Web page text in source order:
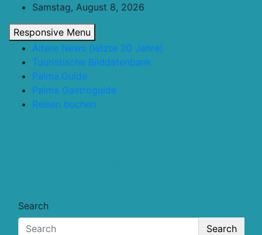
content
Samstag, August 8, 2026
Responsive Menu
Ältere News (letzte 20 Jahre)
Touristische Bilddatenbank
Palma.Guide
Palma Gastroguide
Reisen buchen
Search
Search